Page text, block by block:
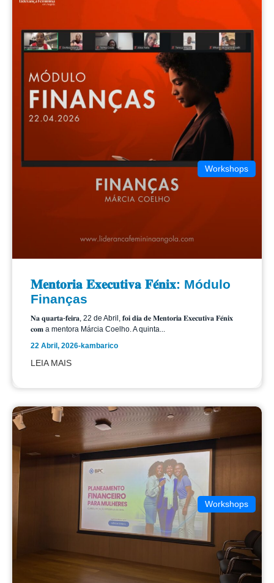
Workshops
𝐌𝐞𝐧𝐭𝐨𝐫𝐢𝐚 𝐄𝐱𝐞𝐜𝐮𝐭𝐢𝐯𝐚 𝐅𝐞́𝐧𝐢𝐱: Módulo
Finanças
𝐍𝐚 𝐪𝐮𝐚𝐫𝐭𝐚-𝐟𝐞𝐢𝐫𝐚, 22 de Abril, 𝐟𝐨𝐢 𝐝𝐢𝐚 𝐝𝐞 𝐌𝐞𝐧𝐭𝐨𝐫𝐢𝐚 𝐄𝐱𝐞𝐜𝐮𝐭𝐢𝐯𝐚 𝐅𝐞́𝐧𝐢𝐱
𝐜𝐨𝐦 a mentora Márcia Coelho. A quinta...
22 Abril, 2026-kambarico
LEIA MAIS
Workshops